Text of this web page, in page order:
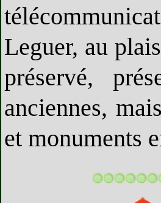
Leguer, au
préservé,
anciennes,
et monuments